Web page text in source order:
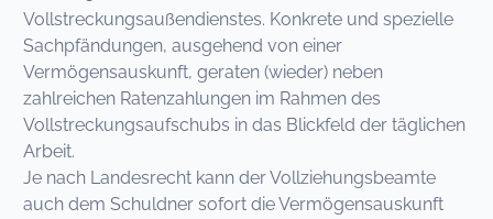
Vollstreckungsaußendienstes. Konkrete und spezielle
Sachpfändungen, ausgehend von einer
Vermögensauskunft, geraten (wieder) neben
zahlreichen Ratenzahlungen im Rahmen des
Vollstreckungsaufschubs in das Blickfeld der täglichen
Arbeit.
Je nach Landesrecht kann der Vollziehungsbeamte
auch dem Schuldner sofort die Vermögensauskunft